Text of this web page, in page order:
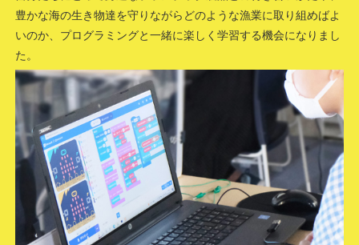
豊かな海の生き物達を守りながらどのような漁業に取り組めばよ
いのか、プログラミングと一緒に楽しく学習する機会になりまし
た。